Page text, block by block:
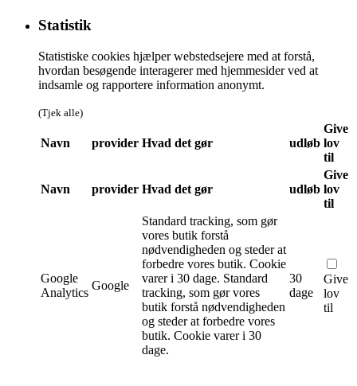
Statistik
Statistiske cookies hjælper webstedsejere med at forstå,
hvordan besøgende interagerer med hjemmesider ved at
indsamle og rapportere information anonymt.
(Tjek alle)
Navn provider Hvad det gør udløb
Give
lov
til
Navn provider Hvad det gør udløb
Give
lov
til
Google
Analytics
Google
Standard tracking, som gør
vores butik forstå
nødvendigheden og steder at
forbedre vores butik. Cookie
varer i 30 dage. Standard
tracking, som gør vores
butik forstå nødvendigheden
og steder at forbedre vores
butik. Cookie varer i 30
dage.
30
dage
Give
lov
til